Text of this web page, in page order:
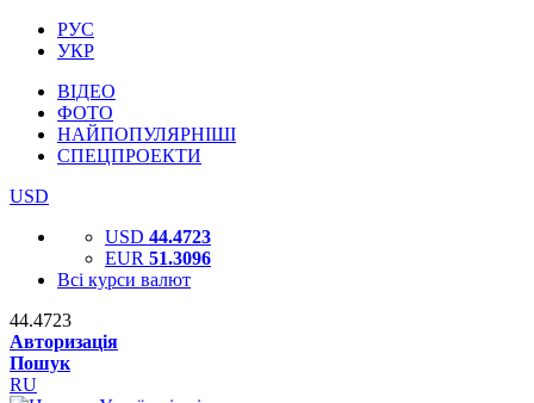
РУС
УКР
ВІДЕО
ФОТО
НАЙПОПУЛЯРНІШІ
СПЕЦПРОЕКТИ
USD
USD 44.4723
EUR 51.3096
Всі курси валют
44.4723
Авторизація
Пошук
RU